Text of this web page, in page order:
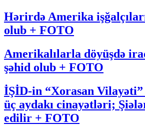
Hərirdə Amerika
olub + FOTO
Amerikalılarla döyüşdə
şəhid olub + FOTO
İŞİD-in “Xorasan Vilayəti”
üç aydakı cinayətləri;
edilir + FOTO